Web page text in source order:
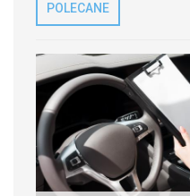
POLECANE